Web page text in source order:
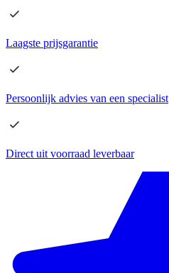
Laagste prijsgarantie
Persoonlijk advies van een specialist
Direct uit voorraad leverbaar